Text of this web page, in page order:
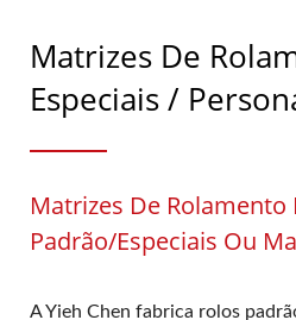
Matrizes De
Especiais /
Matrizes De Rolamento
Padrão/Especiais Ou
A Yieh Chen fabrica rolos